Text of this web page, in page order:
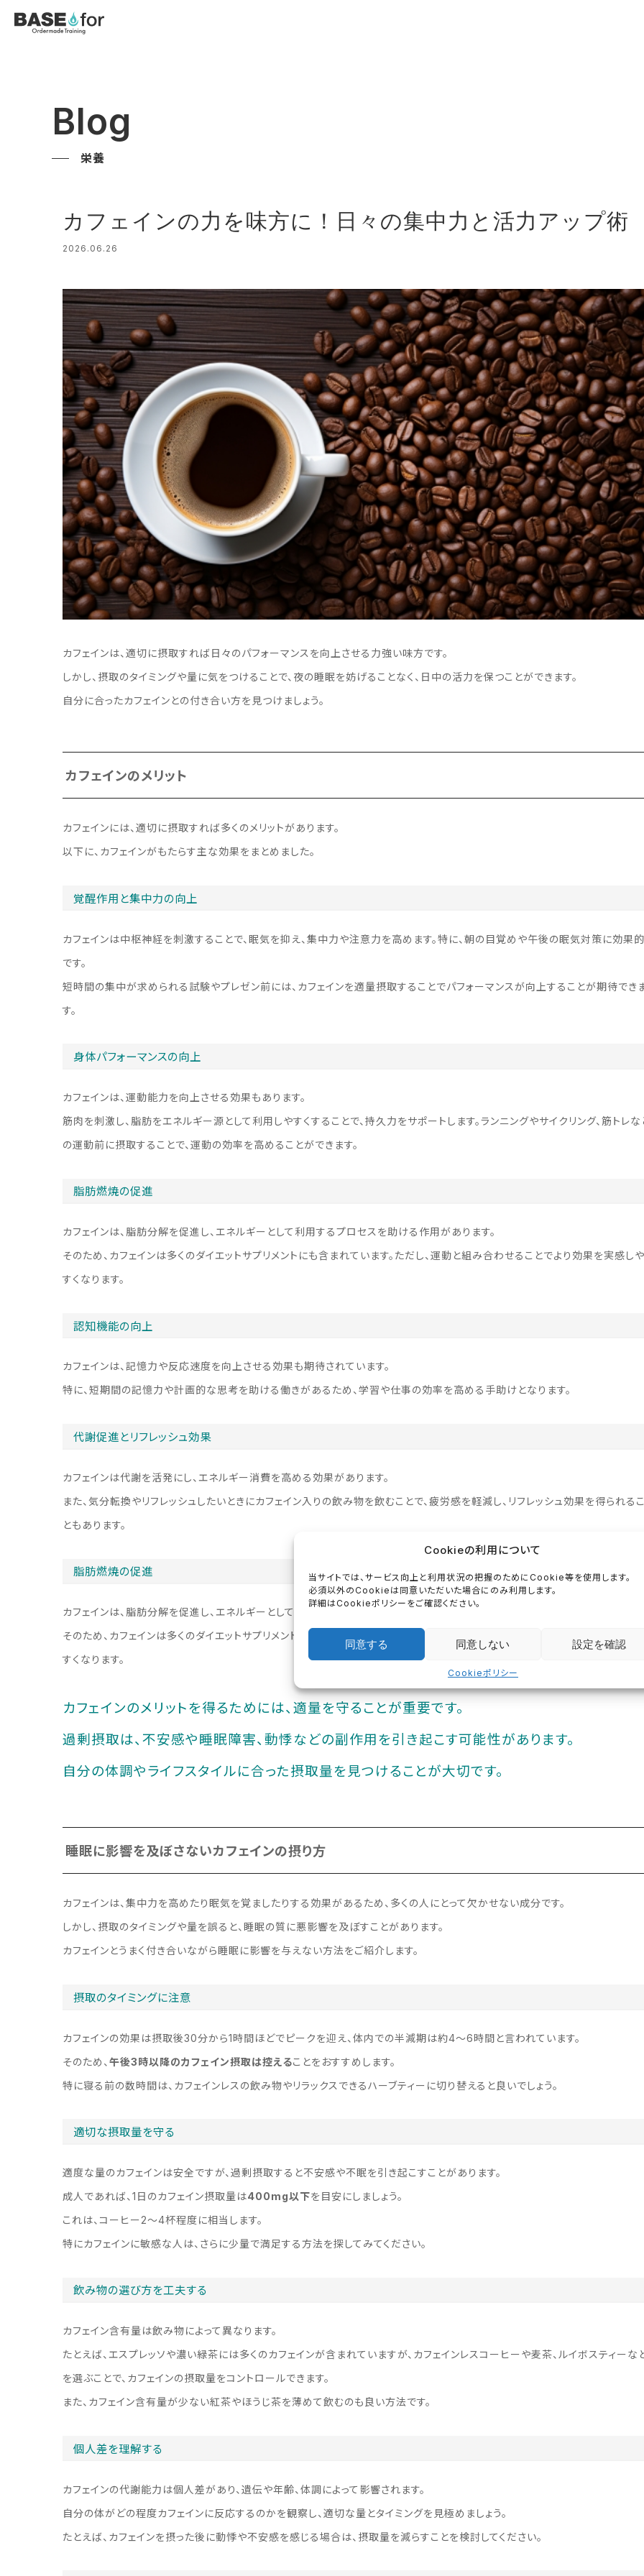
Cookieの利用について
当サイトでは、サービス向上と利用状況の把握のためにCookie等を使用します。
必須以外のCookieは同意いただいた場合にのみ利用します。
詳細はCookieポリシーをご確認ください。
同意する 同意しない 設定を確認
Cookieポリシー
Blog
栄養
カフェインの力を味方に！日々の集中力と活力アップ術
2026.06.26
カフェインは、適切に摂取すれば日々のパフォーマンスを向上させる力強い味方です。
しかし、摂取のタイミングや量に気をつけることで、夜の睡眠を妨げることなく、日中の活力を保つことができます。
自分に合ったカフェインとの付き合い方を見つけましょう。
カフェインのメリット
カフェインには、適切に摂取すれば多くのメリットがあります。
以下に、カフェインがもたらす主な効果をまとめました。
覚醒作用と集中力の向上
カフェインは中枢神経を刺激することで、眠気を抑え、集中力や注意力を高めます。特に、朝の目覚めや午後の眠気対策に効果的
です。
短時間の集中が求められる試験やプレゼン前には、カフェインを適量摂取することでパフォーマンスが向上することが期待でき
す。
身体パフォーマンスの向上
カフェインは、運動能力を向上させる効果もあります。
筋肉を刺激し、脂肪をエネルギー源として利用しやすくすることで、持久力をサポートします。ランニングやサイクリング、筋トレな
の運動前に摂取することで、運動の効率を高めることができます。
脂肪燃焼の促進
カフェインは、脂肪分解を促進し、エネルギーとして利用するプロセスを助ける作用があります。
そのため、カフェインは多くのダイエットサプリメントにも含まれています。ただし、運動と組み合わせることでより効果を実感しや
すくなります。
認知機能の向上
カフェインは、記憶力や反応速度を向上させる効果も期待されています。
特に、短期間の記憶力や計画的な思考を助ける働きがあるため、学習や仕事の効率を高める手助けとなります。
代謝促進とリフレッシュ効果
カフェインは代謝を活発にし、エネルギー消費を高める効果があります。
また、気分転換やリフレッシュしたいときにカフェイン入りの飲み物を飲むことで、疲労感を軽減し、リフレッシュ効果を得られる
ともあります。
脂肪燃焼の促進
カフェインは、脂肪分解を促進し、エネルギーとして利用するプロセスを助ける作用があります。
そのため、カフェインは多くのダイエットサプリメントにも含まれています。ただし、運動と組み合わせることでより効果を実感しや
すくなります。
カフェインのメリットを得るためには、適量を守ることが重要です。
過剰摂取は、不安感や睡眠障害、動悸などの副作用を引き起こす可能性があります。
自分の体調やライフスタイルに合った摂取量を見つけることが大切です。
睡眠に影響を及ぼさないカフェインの摂り方
カフェインは、集中力を高めたり眠気を覚ましたりする効果があるため、多くの人にとって欠かせない成分です。
しかし、摂取のタイミングや量を誤ると、睡眠の質に悪影響を及ぼすことがあります。
カフェインとうまく付き合いながら睡眠に影響を与えない方法をご紹介します。
摂取のタイミングに注意
カフェインの効果は摂取後30分から1時間ほどでピークを迎え、体内での半減期は約4〜6時間と言われています。
そのため、 午後3時以降のカフェイン摂取は控えることをおすすめします。
特に寝る前の数時間は、カフェインレスの飲み物やリラックスできるハーブティーに切り替えると良いでしょう。
適切な摂取量を守る
適度な量のカフェインは安全ですが、過剰摂取すると不安感や不眠を引き起こすことがあります。
成人であれば、1日のカフェイン摂取量は400mg以下を目安にしましょう。
これは、コーヒー2〜4杯程度に相当します。
特にカフェインに敏感な人は、さらに少量で満足する方法を探してみてください。
飲み物の選び方を工夫する
カフェイン含有量は飲み物によって異なります。
たとえば、エスプレッソや濃い緑茶には多くのカフェインが含まれていますが、カフェインレスコーヒーや麦茶、ルイボスティーな
を選ぶことで、カフェインの摂取量をコントロールできます。
また、カフェイン含有量が少ない紅茶やほうじ茶を薄めて飲むのも良い方法です。
個人差を理解する
カフェインの代謝能力は個人差があり、遺伝や年齢、体調によって影響されます。
自分の体がどの程度カフェインに反応するのかを観察し、適切な量とタイミングを見極めましょう。
たとえば、カフェインを摂った後に動悸や不安感を感じる場合は、摂取量を減らすことを検討してください。